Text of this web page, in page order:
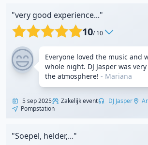
"very good experience..."
10/ 10
Everyone loved the music and
whole night. DJ Jasper was
the atmosphere! - Mariana
5 sep 2025 Zakelijk event DJ Jasper
Pompstation
"Soepel, helder,..."